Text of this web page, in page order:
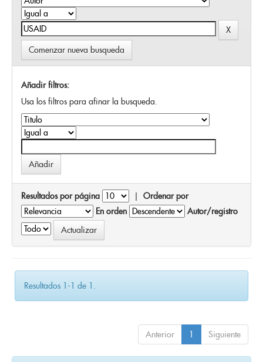
Comenzar nueva busqueda
Añadir filtros:
Usa los filtros para afinar la busqueda.
Resultados por página | Ordenar por
En orden
Autor/registro
Resultados 1-1 de 1.
Anterior 1 Siguiente